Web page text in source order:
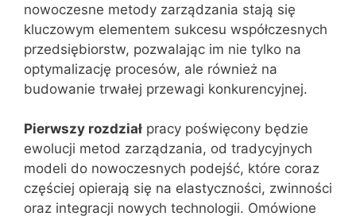
nowoczesne metody zarządzania stają się
kluczowym elementem sukcesu współczesnych
przedsiębiorstw, pozwalając im nie tylko na
optymalizację procesów, ale również na
budowanie trwałej przewagi konkurencyjnej.
Pierwszy rozdział pracy poświęcony będzie
ewolucji metod zarządzania, od tradycyjnych
modeli do nowoczesnych podejść, które coraz
częściej opierają się na elastyczności, zwinności
oraz integracji nowych technologii. Omówione